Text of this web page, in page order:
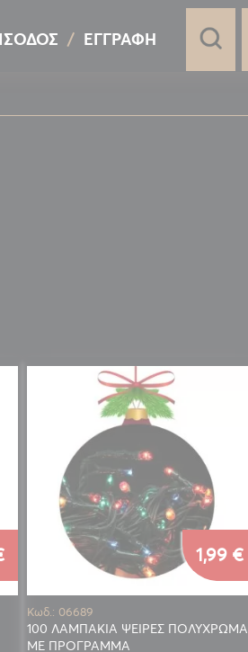
ΕΓΓΡΑΦΉ
Κωδ.: 06689
100 ΛΑΜΠΑΚΙΑ ΨΕΙΡΕΣ ΠΟΛΥΧΡΩΜΑ
ΜΕ ΠΡΟΓΡΑΜΜΑ
1,99 €